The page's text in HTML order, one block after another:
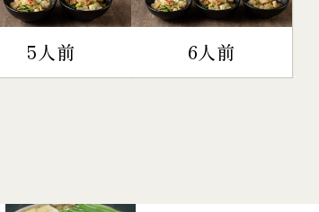
5人前 6人前